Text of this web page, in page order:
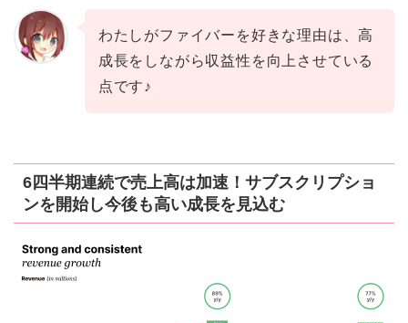
わたしがファイバーを好きな理由は、高
成長をしながら収益性を向上させている
点です♪
6四半期連続で売上高は加速！サブスクリプショ
ンを開始し今後も高い成長を見込む